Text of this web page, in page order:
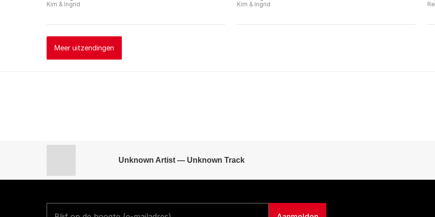
Kim & Ingrid
Kim & Ingrid
Meer uitzendingen
Unknown Artist — Unknown Track